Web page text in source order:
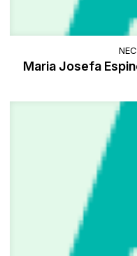
Maria Josefa